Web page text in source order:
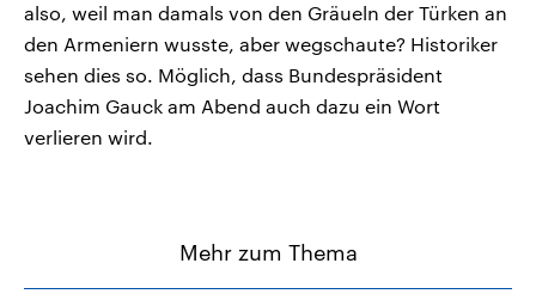
also, weil man damals von den Gräueln der Türken an
den Armeniern wusste, aber wegschaute? Historiker
sehen dies so. Möglich, dass Bundespräsident
Joachim Gauck am Abend auch dazu ein Wort
verlieren wird.
Mehr zum Thema